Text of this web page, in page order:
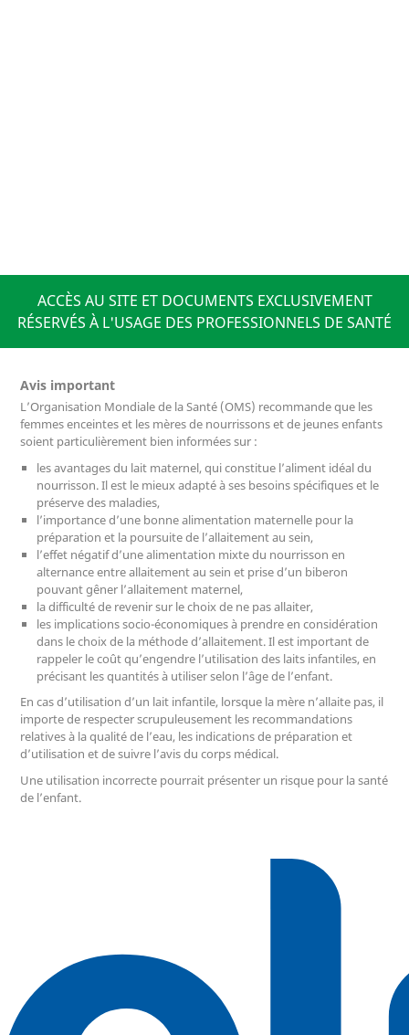
ACCÈS AU SITE ET DOCUMENTS EXCLUSIVEMENT
RÉSERVÉS À L'USAGE DES PROFESSIONNELS DE SANTÉ
Avis important
L’Organisation Mondiale de la Santé (OMS) recommande que les
femmes enceintes et les mères de nourrissons et de jeunes enfants
soient particulièrement bien informées sur :
les avantages du lait maternel, qui constitue l’aliment idéal du
nourrisson. Il est le mieux adapté à ses besoins spécifiques et le
préserve des maladies,
l’importance d’une bonne alimentation maternelle pour la
préparation et la poursuite de l’allaitement au sein,
l’effet négatif d’une alimentation mixte du nourrisson en
alternance entre allaitement au sein et prise d’un biberon
pouvant gêner l’allaitement maternel,
la difficulté de revenir sur le choix de ne pas allaiter,
les implications socio-économiques à prendre en considération
dans le choix de la méthode d’allaitement. Il est important de
rappeler le coût qu’engendre l’utilisation des laits infantiles, en
précisant les quantités à utiliser selon l’âge de l’enfant.
En cas d’utilisation d’un lait infantile, lorsque la mère n’allaite pas, il
importe de respecter scrupuleusement les recommandations
relatives à la qualité de l’eau, les indications de préparation et
d’utilisation et de suivre l’avis du corps médical.
Une utilisation incorrecte pourrait présenter un risque pour la santé
de l’enfant.